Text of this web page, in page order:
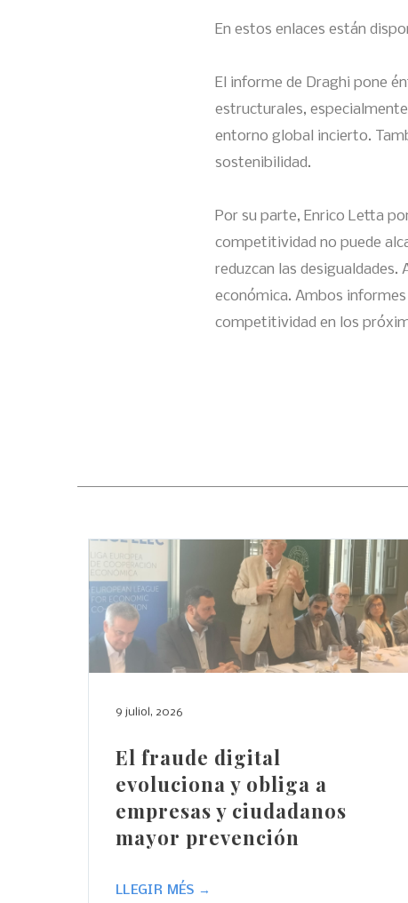
En estos enlaces están
El informe de Draghi pone
estructurales,
entorno global incierto.
sostenibilidad.
Por su parte, Enrico Letta
competitividad no puede
reduzcan las desigualdades.
económica. Ambos
competitividad en los
9 juliol, 2026
El fraude digital
evoluciona y obliga a
empresas y ciudadanos
mayor prevención
LLEGIR MÉS →